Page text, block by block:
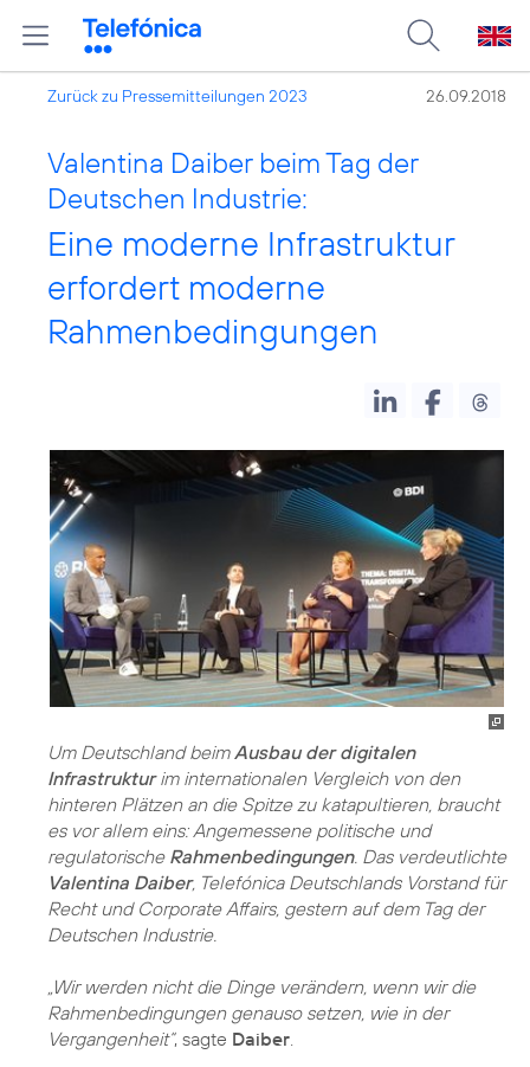
Zurück zu Pressemitteilungen 2023 26.09.2018
Valentina Daiber beim Tag der
Deutschen Industrie:
Eine moderne Infrastruktur
erfordert moderne
Rahmenbedingungen
Um Deutschland beimAusbau der digitalen
Infrastrukturim internationalen Vergleich von den
hinteren Plätzen an die Spitze zu katapultieren, braucht
es vor allem eins: Angemessene politische und
regulatorische Rahmenbedingungen. Das verdeutlichte
Valentina Daiber, Telefónica Deutschlands Vorstand für
Recht und Corporate Affairs, gestern auf dem Tag der
Deutschen Industrie.
„Wir werden nicht die Dinge verändern, wenn wir die
Rahmenbedingungen genauso setzen, wie in der
Vergangenheit“, sagte Daiber